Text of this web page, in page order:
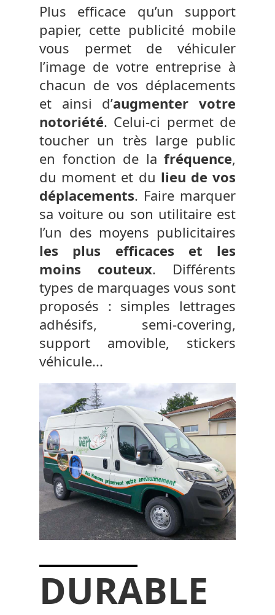
Plus efficace qu’un support
papier, cette publicité mobile
vous permet de véhiculer
l’image de votre entreprise à
chacun de vos déplacements
et ainsi d’augmenter votre
notoriété. Celui-ci permet de
toucher un très large public
en fonction de la fréquence,
du moment et du lieu de vos
déplacements. Faire marquer
sa voiture ou son utilitaire est
l’un des moyens publicitaires
les plus efficaces et les
moins couteux. Différents
types de marquages vous sont
proposés : simples lettrages
adhésifs, semi-covering,
support amovible, stickers
véhicule...
DURABLE